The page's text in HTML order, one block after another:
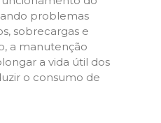
problemas
sobrecargas e
a manutenção
a vida útil dos
o consumo de